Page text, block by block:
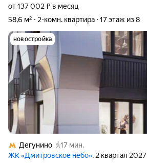
от 137 002 ₽ в месяц
58,6 м²
2-комн. квартира 17 этаж из 8
новостройка
Дегунино
17 мин.
ЖК «Дмитровское небо», 2 квартал 2027